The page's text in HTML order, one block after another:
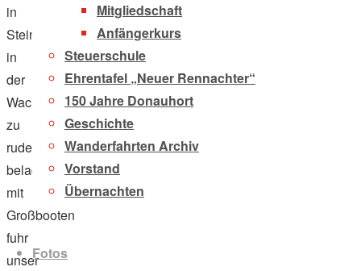
Mitgliedschaft
Anfängerkurs
Steuerschule
Ehrentafel „Neuer Rennachter“
150 Jahre Donauhort
Geschichte
Wanderfahrten Archiv
Vorstand
Übernachten
Fotos
in
Stein
in
der
Wachau
zu
rudern. Voll
beladen
mit
Großbooten
fuhr
unser